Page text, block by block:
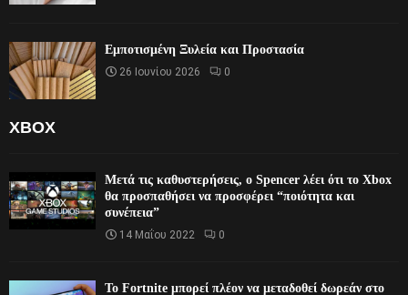
Εμποτισμένη Ξυλεία και Προστασία
26 Ιουνίου 2026 0
XBOX
Μετά τις καθυστερήσεις, ο Spencer λέει ότι το Xbox
θα προσπαθήσει να προσφέρει “ποιότητα και
συνέπεια”
14 Μαΐου 2022 0
Το Fortnite μπορεί πλέον να μεταδοθεί δωρεάν στο